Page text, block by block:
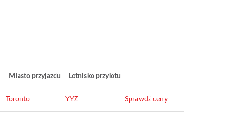
Miasto przyjazdu Lotnisko przylotu
Toronto YYZ Sprawdź ceny